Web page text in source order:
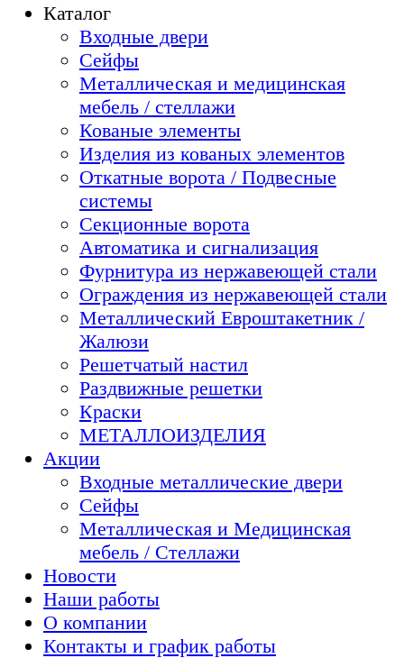
Каталог
Входные двери
Сейфы
Металлическая и медицинская
мебель / стеллажи
Кованые элементы
Изделия из кованых элементов
Откатные ворота / Подвесные
системы
Секционные ворота
Автоматика и сигнализация
Фурнитура из нержавеющей стали
Ограждения из нержавеющей стали
Металлический Евроштакетник /
Жалюзи
Решетчатый настил
Раздвижные решетки
Краски
МЕТАЛЛОИЗДЕЛИЯ
Акции
Входные металлические двери
Сейфы
Металлическая и Медицинская
мебель / Стеллажи
Новости
Наши работы
О компании
Контакты и график работы